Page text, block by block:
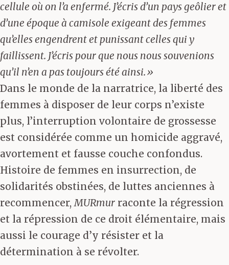
cellule où on l’a enfermé. J’écris d’un pays geôlier et
d’une époque à camisole exigeant des femmes
qu’elles engendrent et punissant celles qui y
faillissent. J’écris pour que nous nous souvenions
qu’il n’en a pas toujours été ainsi.»
Dans le monde de la narratrice, la liberté des
femmes à disposer de leur corps n’existe
plus, l’interruption volontaire de grossesse
est considérée comme un homicide aggravé,
avortement et fausse couche confondus.
Histoire de femmes en insurrection, de
solidarités obstinées, de luttes anciennes à
recommencer,MURmur raconte la régression
et la répression de ce droit élémentaire, mais
aussi le courage d’y résister et la
détermination à se révolter.